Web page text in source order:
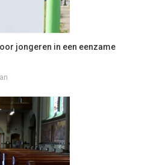
jongeren in een eenzame